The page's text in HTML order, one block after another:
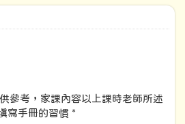
參考，家課內容以上課時老師所述
寫手冊的習慣 *